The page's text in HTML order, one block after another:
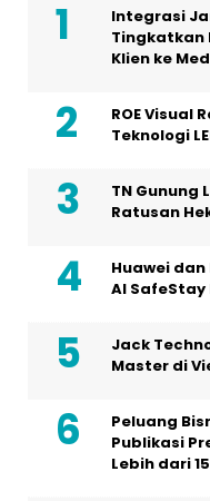
Integrasi
Tingkatkan
Klien ke
ROE Visual
Teknologi
TN Gunung
Ratusan
Huawei
Al SafeStay
Jack
Master di
Peluang
Publikasi
Lebih dari